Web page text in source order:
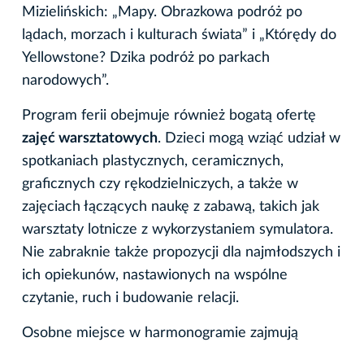
Mizielińskich: „Mapy. Obrazkowa podróż po
lądach, morzach i kulturach świata” i „Którędy do
Yellowstone? Dzika podróż po parkach
narodowych”.
Program ferii obejmuje również bogatą ofertę
zajęć warsztatowych. Dzieci mogą wziąć udział w
spotkaniach plastycznych, ceramicznych,
graficznych czy rękodzielniczych, a także w
zajęciach łączących naukę z zabawą, takich jak
warsztaty lotnicze z wykorzystaniem symulatora.
Nie zabraknie także propozycji dla najmłodszych i
ich opiekunów, nastawionych na wspólne
czytanie, ruch i budowanie relacji.
Osobne miejsce w harmonogramie zajmują